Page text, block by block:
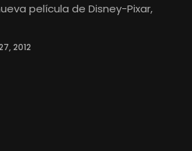
película de Disney-Pixar,
2012